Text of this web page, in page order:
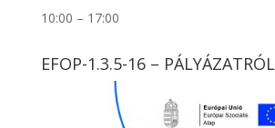
10:00 – 17:00
EFOP-1.3.5-16 – PÁLYÁZATRÓL